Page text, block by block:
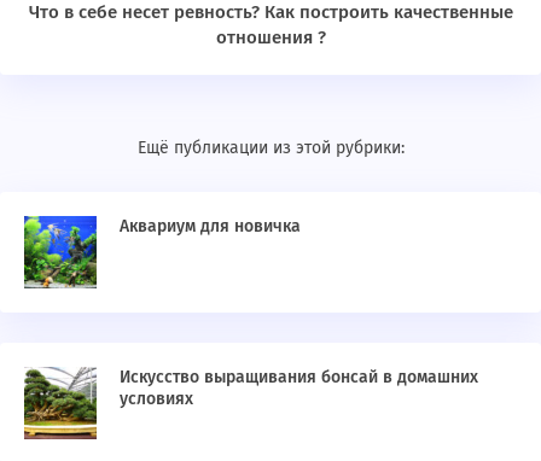
Что в себе несет ревность? Как построить качественные
отношения ?
Ещё публикации из этой рубрики:
Аквариум для новичка
Искусство выращивания бонсай в домашних
условиях